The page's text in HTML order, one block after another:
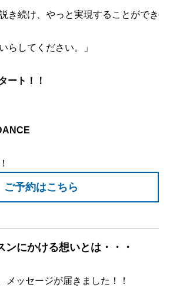
き続け、やっと実現することができ
らしてください。」
ート！！
ご予約はこちら
ンにかける想いとは・・・
メッセージが届きました！！